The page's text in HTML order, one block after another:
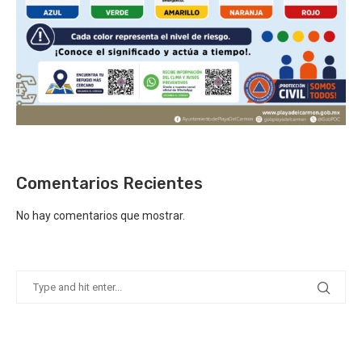
Comentarios Recientes
No hay comentarios que mostrar.